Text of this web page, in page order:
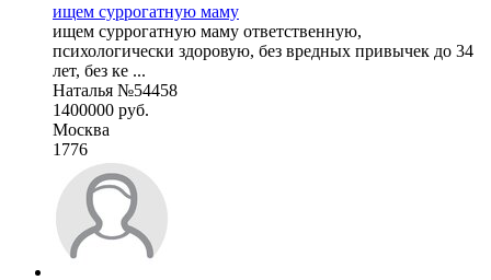
ищем суррогатную маму
ищем суррогатную маму ответственную,
психологически здоровую, без вредных привычек до 34
лет, без ке ...
Наталья №54458
1400000 руб.
Москва
1776